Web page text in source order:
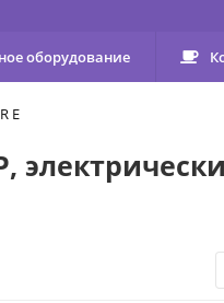
оборудование
E